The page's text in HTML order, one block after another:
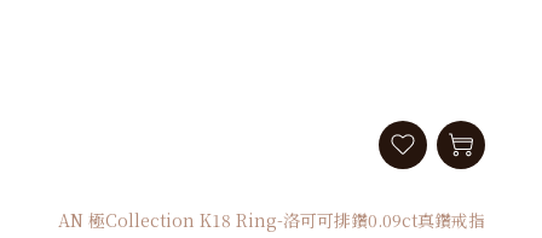
AN 極Collection K18 Ring-洛可可排鑽0.09ct真鑽戒指